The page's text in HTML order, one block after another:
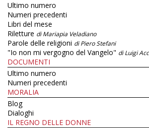
Ultimo numero
Numeri precedenti
Libri del mese
Riletture di Mariapia Veladiano
Parole delle religioni di Piero Stefani
"Io non mi vergogno del Vangelo" di Luigi
DOCUMENTI
Ultimo numero
Numeri precedenti
MORALIA
Blog
Dialoghi
IL REGNO DELLE DONNE